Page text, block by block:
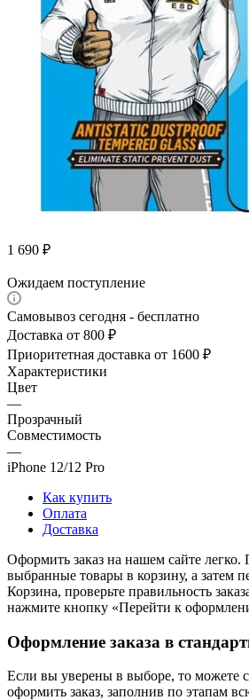
1 690 ₽
Ожидаем поступление
Самовывоз сегодня - бесплатно
Доставка от 800 ₽
Приоритетная доставка от 1600 ₽
Характеристики
Цвет
—
Прозрачный
Совместимость
—
iPhone 12/12 Pro
Как купить
Оплата
Доставка
Оформить заказ на нашем сайте легко.
выбранные товары в корзину, а затем
Корзина, проверьте правильность
нажмите кнопку «Перейти к
Оформление заказа в
Если вы уверены в выборе, то можете
оформить заказ, заполнив по этапам